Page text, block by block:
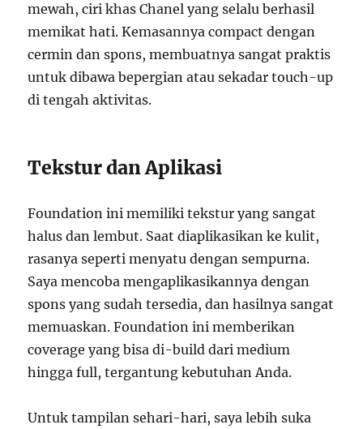
mewah, ciri khas Chanel yang selalu berhasil
memikat hati. Kemasannya compact dengan
cermin dan spons, membuatnya sangat praktis
untuk dibawa bepergian atau sekadar touch-up
di tengah aktivitas.
Tekstur dan Aplikasi
Foundation ini memiliki tekstur yang sangat
halus dan lembut. Saat diaplikasikan ke kulit,
rasanya seperti menyatu dengan sempurna.
Saya mencoba mengaplikasikannya dengan
spons yang sudah tersedia, dan hasilnya sangat
memuaskan. Foundation ini memberikan
coverage yang bisa di-build dari medium
hingga full, tergantung kebutuhan Anda.
Untuk tampilan sehari-hari, saya lebih suka